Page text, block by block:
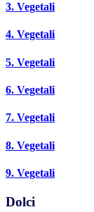
3. Vegetali
4. Vegetali
5. Vegetali
6. Vegetali
7. Vegetali
8. Vegetali
9. Vegetali
Dolci